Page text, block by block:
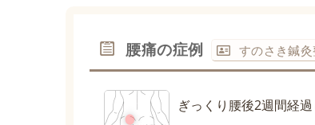
腰痛の症例 すのさき鍼
ぎっくり腰後2週間経